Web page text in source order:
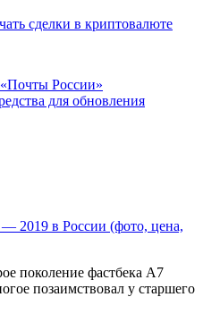
сделки в криптовалюте
для обновления
2019 в России (фото, цена,
поколение фастбека A7
позаимствовал у старшего